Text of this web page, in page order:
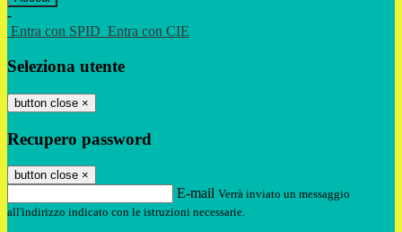
-
Entra con SPID Entra con CIE
Seleziona utente
button close ×
Recupero password
button close ×
E-mail Verrà inviato un messaggio
all'indirizzo indicato con le istruzioni necessarie.